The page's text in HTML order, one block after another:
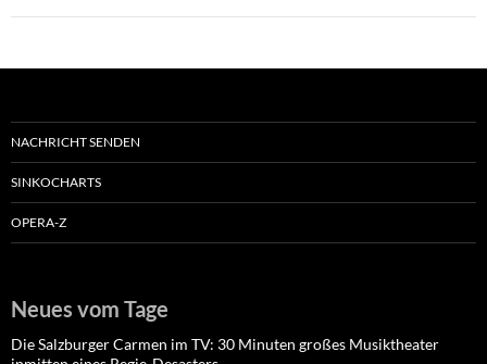
NACHRICHT SENDEN
SINKOCHARTS
OPERA-Z
Neues vom Tage
Die Salzburger Carmen im TV: 30 Minuten großes Musiktheater